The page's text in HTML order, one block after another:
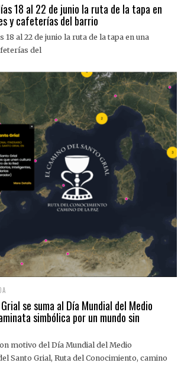
18 al 22 de junio la ruta de la tapa en
y cafeterías del barrio
18 al 22 de junio la ruta de la tapa en una
del
se suma al Día Mundial del Medio
simbólica por un mundo sin
motivo del Día Mundial del Medio
Santo Grial, Ruta del Conocimiento, camino